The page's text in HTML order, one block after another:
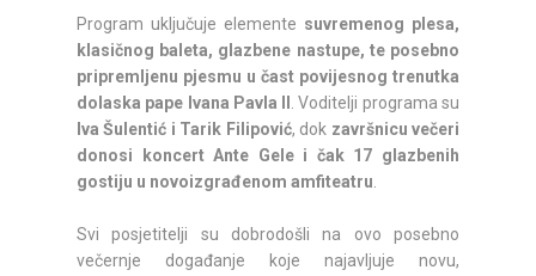
Program uključuje elemente suvremenog plesa,
klasičnog baleta, glazbene nastupe, te posebno
pripremljenu pjesmu u čast povijesnog trenutka
dolaska pape Ivana Pavla II
. Voditelji programa su
Iva Šulentić i Tarik Filipović, dok završnicu večeri
donosi koncert Ante Gele i čak 17 glazbenih
gostiju u novoizgrađenom amfiteatru
Svi posjetitelji su dobrodošli na ovo posebno
večernje događanje koje najavljuje novu,